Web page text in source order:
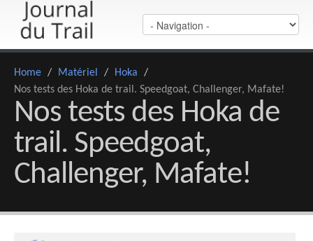
Home / Matériel / Hoka
/
Nos tests des Hoka de trail. Speedgoat, Challenger, Mafate!
Nos tests des Hoka de
trail. Speedgoat,
Challenger, Mafate!